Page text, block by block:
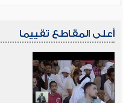
أعلى المقاطع تقييما